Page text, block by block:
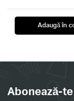
Adaugă în
Abonează-